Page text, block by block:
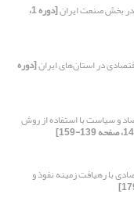
در بخش صنعت ایران [دوره 1،
در استان‌های ایران[دوره
و سیاست با استفاده از روش
با رهیافت زمینه نفوذ و